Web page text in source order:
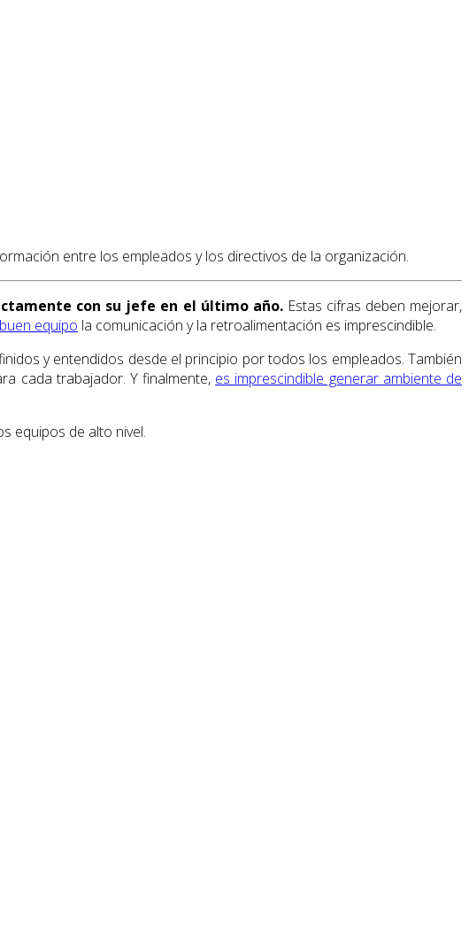
entre los empleados y los directivos de la organización.
con su jefe en el último año.Estas cifras deben mejorar,
equipo la comunicación y la retroalimentación es imprescindible.
y entendidos desde el principio por todos los empleados. También
cada trabajador. Y finalmente, es imprescindible generar ambiente de
equipos de alto nivel.